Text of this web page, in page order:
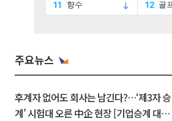
주요뉴스
후계자 없어도 회사는 남긴다?…‘제3자 승
계’ 시험대 오른 中企 현장 [기업승계 대전